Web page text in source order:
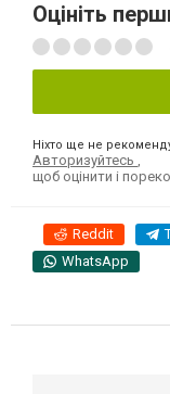
Оцініть
Ніхто ще не
Авторизуйтесь
щоб оцінити і
Reddit
WhatsApp